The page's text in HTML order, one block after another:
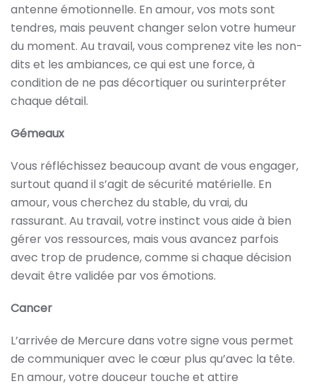
antenne émotionnelle. En amour, vos mots sont
tendres, mais peuvent changer selon votre humeur
du moment. Au travail, vous comprenez vite les non-
dits et les ambiances, ce qui est une force, à
condition de ne pas décortiquer ou surinterpréter
chaque détail.
Gémeaux
Vous réfléchissez beaucoup avant de vous engager,
surtout quand il s’agit de sécurité matérielle. En
amour, vous cherchez du stable, du vrai, du
rassurant. Au travail, votre instinct vous aide à bien
gérer vos ressources, mais vous avancez parfois
avec trop de prudence, comme si chaque décision
devait être validée par vos émotions.
Cancer
L’arrivée de Mercure dans votre signe vous permet
de communiquer avec le cœur plus qu’avec la tête.
En amour, votre douceur touche et attire